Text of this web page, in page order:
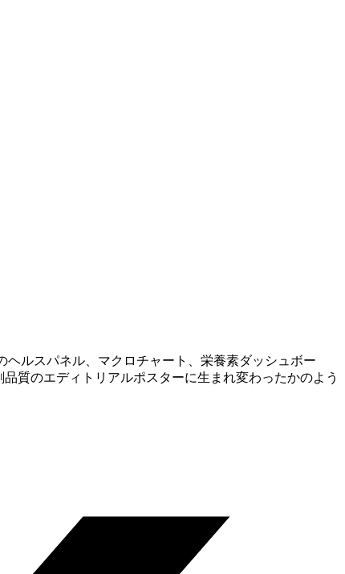
ルスパネル、マクロチャート、栄養素ダッシュボー
質のエディトリアルポスターに生まれ変わったかのよう